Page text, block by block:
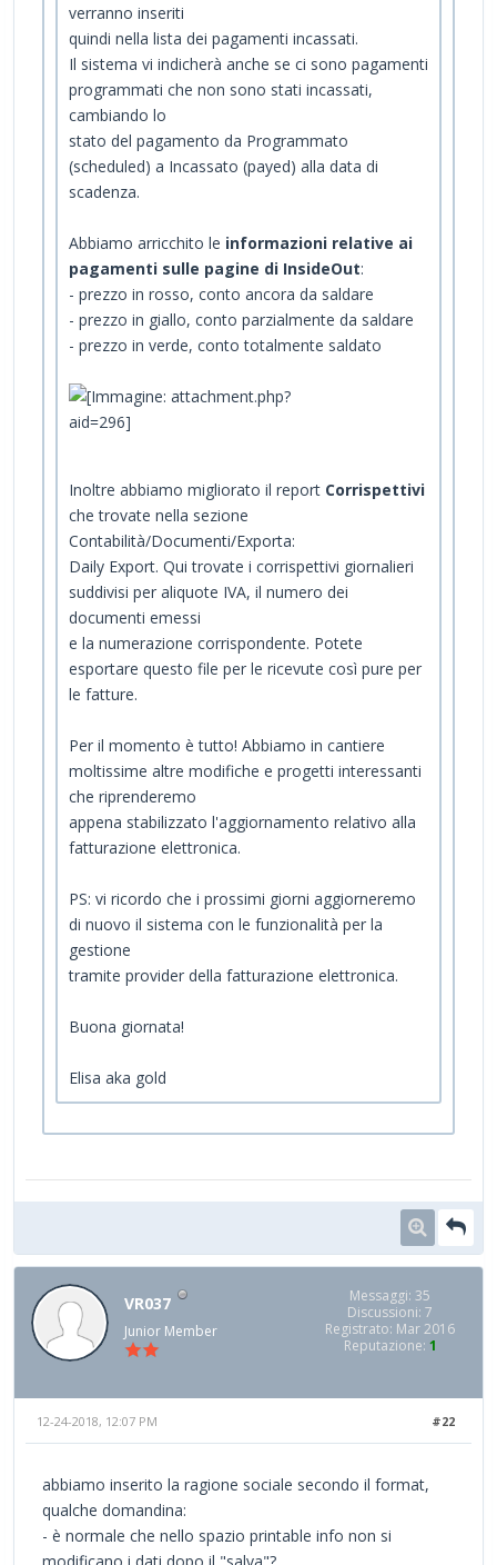
verranno inseriti
quindi nella lista dei pagamenti incassati.
Il sistema vi indicherà anche se ci sono pagamenti
programmati che non sono stati incassati,
cambiando lo
stato del pagamento da Programmato
(scheduled) a Incassato (payed) alla data di
scadenza.
Abbiamo arricchito le informazioni relative ai
pagamenti sulle pagine di InsideOut:
- prezzo in rosso, conto ancora da saldare
- prezzo in giallo, conto parzialmente da saldare
- prezzo in verde, conto totalmente saldato
Inoltre abbiamo migliorato il report Corrispettivi
che trovate nella sezione
Contabilità/Documenti/Exporta:
Daily Export. Qui trovate i corrispettivi giornalieri
suddivisi per aliquote IVA, il numero dei
documenti emessi
e la numerazione corrispondente. Potete
esportare questo file per le ricevute così pure per
le fatture.
Per il momento è tutto! Abbiamo in cantiere
moltissime altre modifiche e progetti interessanti
che riprenderemo
appena stabilizzato l'aggiornamento relativo alla
fatturazione elettronica.
PS: vi ricordo che i prossimi giorni aggiorneremo
di nuovo il sistema con le funzionalità per la
gestione
tramite provider della fatturazione elettronica.
Buona giornata!
Elisa aka gold
VR037
Junior Member
Messaggi: 35
Discussioni: 7
Registrato: Mar 2016
Reputazione: 1
#22
12-24-2018, 12:07 PM
abbiamo inserito la ragione sociale secondo il format,
qualche domandina:
- è normale che nello spazio printable info non si